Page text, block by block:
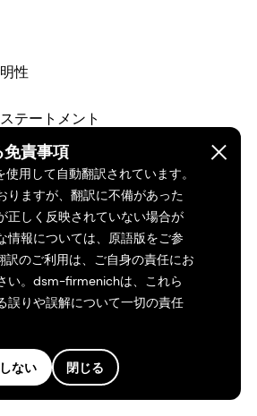
責事項
使用して自動翻訳されています。
りますが、翻訳に不備があった
正しく反映されていない場合が
情報については、原語版をご参
訳のご利用は、ご自身の責任にお
い。dsm-firmenichは、これら
誤りや誤解について一切の責任
ない 閉じる
性
テートメント